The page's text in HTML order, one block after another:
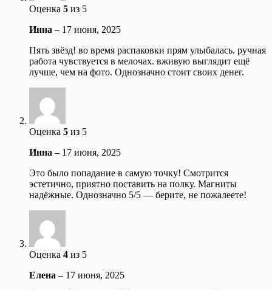
Оценка 5 из 5
Инна – 17 июня, 2025
Пять звёзд! во время распаковки прям улыбалась. ручная
работа чувствуется в мелочах. вживую выглядит ещё
лучше, чем на фото. Однозначно стоит своих денег.
Оценка 5 из 5
Инна – 17 июня, 2025
Это было попадание в самую точку! Смотрится
эстетично, приятно поставить на полку. Магниты
надёжные. Однозначно 5/5 — берите, не пожалеете!
Оценка 4 из 5
Елена – 17 июня, 2025